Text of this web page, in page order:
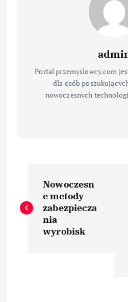
Portal przemyslowcy.com
dla osób
nowoczesnych
a
Nowoczesn
e metody
zabezpiecza
nia
wyrobisk